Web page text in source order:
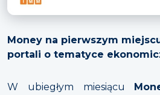
Money na pierwszym
portali o tematyce
W ubiegłym miesiącu